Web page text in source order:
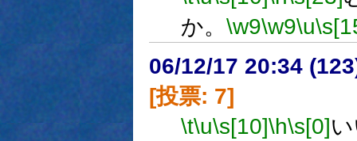
か。 \w9\w9\u
06/12/17 20:34
[投票: 7]
\t\u\s[10]\h\s[0]